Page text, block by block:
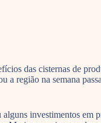
das cisternas de
a região na semana
investimentos